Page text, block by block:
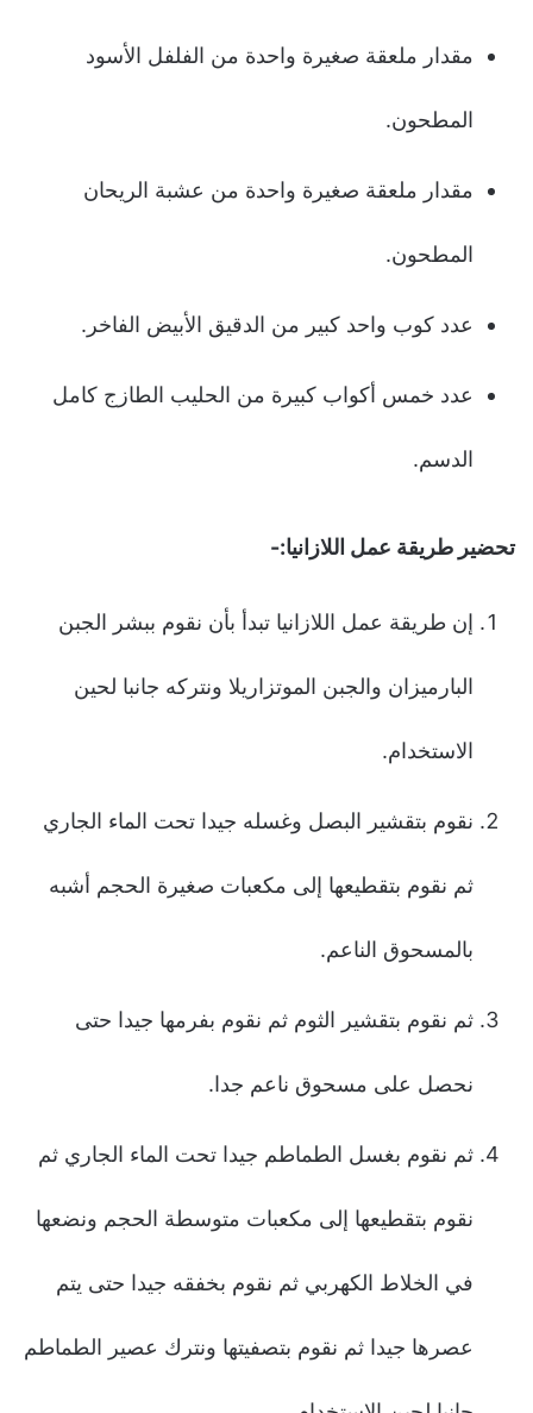
مقدار ملعقة صغيرة واحدة من الفلفل الأسود
المطحون.
مقدار ملعقة صغيرة واحدة من عشبة الريحان
المطحون.
عدد كوب واحد كبير من الدقيق الأبيض الفاخر.
عدد خمس أكواب كبيرة من الحليب الطازج كامل
الدسم.
تحضير طريقة عمل اللازانيا:-
إن طريقة عمل اللازانيا تبدأ بأن نقوم ببشر الجبن
البارميزان والجبن الموتزاريلا ونتركه جانبا لحين
الاستخدام.
نقوم بتقشير البصل وغسله جيدا تحت الماء الجاري
ثم نقوم بتقطيعها إلى مكعبات صغيرة الحجم أشبه
بالمسحوق الناعم.
ثم نقوم بتقشير الثوم ثم نقوم بفرمها جيدا حتى
نحصل على مسحوق ناعم جدا.
ثم نقوم بغسل الطماطم جيدا تحت الماء الجاري ثم
نقوم بتقطيعها إلى مكعبات متوسطة الحجم ونضعها
في الخلاط الكهربي ثم نقوم بخفقه جيدا حتى يتم
عصرها جيدا ثم نقوم بتصفيتها ونترك عصير الطماطم